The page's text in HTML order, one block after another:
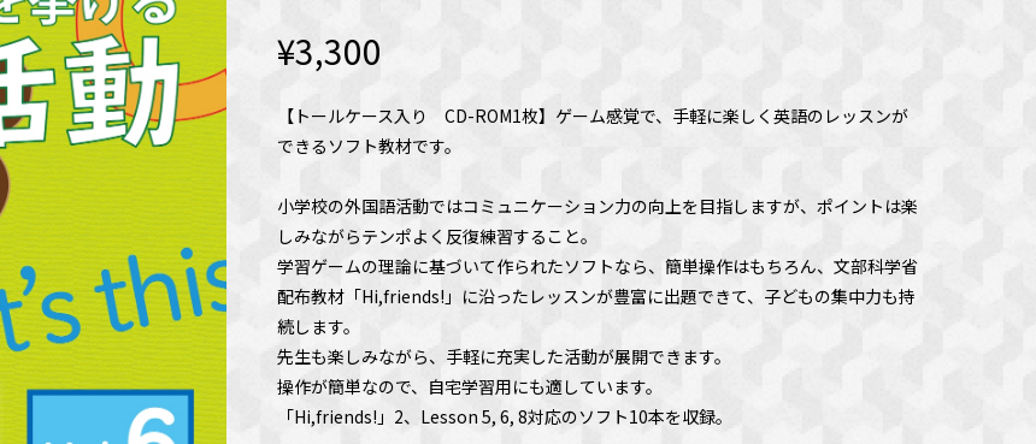
¥3,300
【トールケース入り CD-ROM1枚】ゲーム感覚で、手軽に楽しく英語のレッスンが
できるソフト教材です。
小学校の外国語活動ではコミュニケーション力の向上を目指しますが、ポイントは楽
しみながらテンポよく反復練習すること。
学習ゲームの理論に基づいて作られたソフトなら、簡単操作はもちろん、文部科学省
配布教材「Hi,friends!」に沿ったレッスンが豊富に出題できて、子どもの集中力も持
続します。
先生も楽しみながら、手軽に充実した活動が展開できます。
操作が簡単なので、自宅学習用にも適しています。
「Hi,friends!」2、Lesson 5, 6, 8対応のソフト10本を収録。